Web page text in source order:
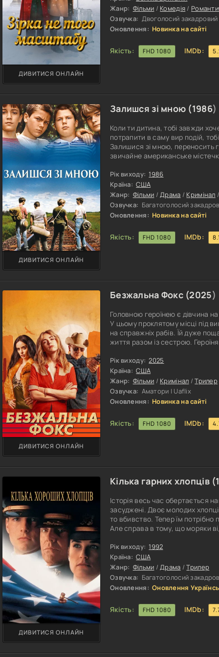
Жанр: Фільми / Комедія /
Озвучка: Двоголосий закадровий
Оновлення: Новинка на сайті
Якість: FHD 1080 IMDb:
ДИВИТИСЯ ОНЛАЙН
Залишся зі мною (1986)
Коли ти дитина, тобі завжди
потрапити в саму вир подій,
Залишися зі мною, переносить
звичайне американське
вже тиждень, а жодних доказів,
питань, і не більше. Четверо
Рік виходу: 1986
Країна: США
Жанр: Фільми /Драма / Кримінал /
Озвучка: Багатоголосий
Оновлення: Новинка на сайті
Якість: FHD 1080 IMDb:
ДИВИТИСЯ ОНЛАЙН
Безжальна Фокс (2025)
Головною героїнею є дівчина
У цьому проклятому місці під
на справжніх рабів. Їй дуже
життя разом із сестрою.
наздоганяє. Сестра головної
деякий час вона отримує
Рік виходу: 2025
Країна: США
Жанр: Фільми / Кримінал /Трилер
Озвучка: Аматори | Uaflix
Оновлення: Новинка на сайті
Якість: FHD 1080 IMDb:
ДИВИТИСЯ ОНЛАЙН
Кілька гарних хлопців (
Історія весь час обертається
засуджені. Двоє молодих
то вбивство. Тепер їм потрібно
Але справа в тому, що моряки
людей, які захищали невинних.
на його плечі лягла захист цих
Рік виходу: 1992
Країна: США
Жанр: Фільми /Драма /Трилер
Озвучка: Багатоголосий
Оновлення: Оновлення
Якість: FHD 1080 IMDb:
ДИВИТИСЯ ОНЛАЙН